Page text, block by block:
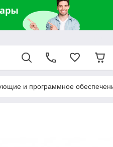
и программное